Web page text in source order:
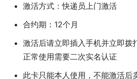
激活方式：快递员上门激活
合约期：12个月
激活后请立即插入手机并立即拨
正常使用需要二次实名认证
此卡只能本人使用，不能激活后